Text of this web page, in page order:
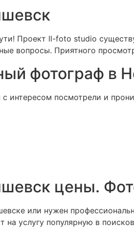
Проект ll-foto studio
вопросы. Приятного
фотограф в
интересом посмотрели и
цены.
или нужен
услугу популярную в